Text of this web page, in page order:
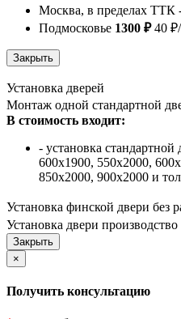
Москва, в пределах ТТК
Подмосковье 1300 ₽40
Установка дверей
Монтаж одной стандартной
В стоимость входит:
- установка
600х1900, 550х2000,
850х2000, 900х2000 и
Установка финской двери без
Установка двери
×
Получить консультацию